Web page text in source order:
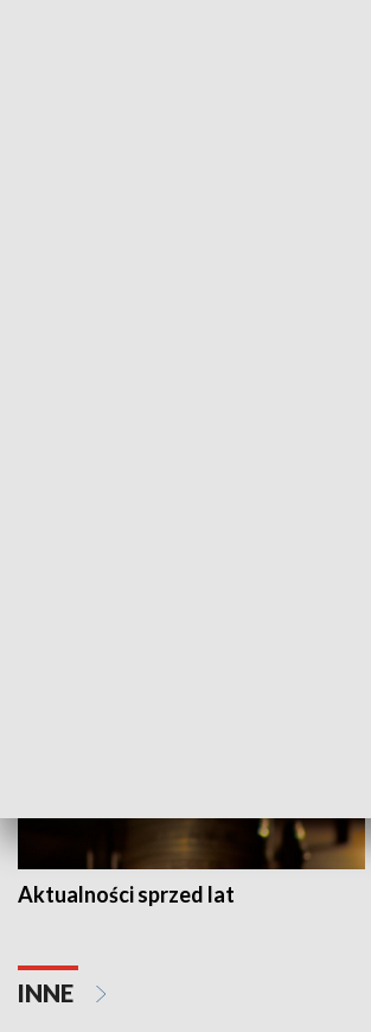
Aktualności sprzed lat
INNE